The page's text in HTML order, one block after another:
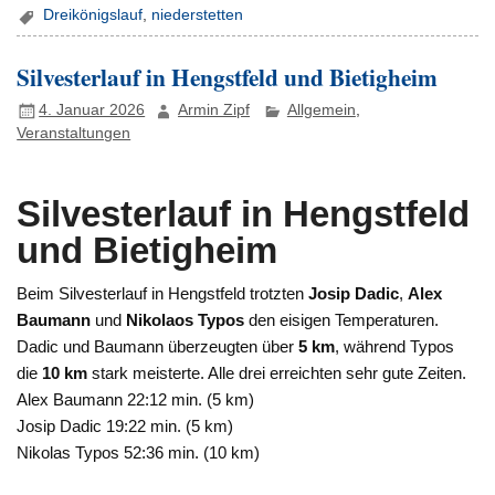
Dreikönigslauf, niederstetten
Silvesterlauf in Hengstfeld und Bietigheim
4. Januar 2026 Armin Zipf Allgemein,
Veranstaltungen
Silvesterlauf in Hengstfeld
und Bietigheim
Beim Silvesterlauf in Hengstfeld trotztenJosip Dadic,Alex
Baumann und Nikolaos Typos den eisigen Temperaturen.
Dadic und Baumann überzeugten über5 km, während Typos
die 10 km stark meisterte. Alle drei erreichten sehr gute Zeiten.
Alex Baumann 22:12 min. (5 km)
Josip Dadic 19:22 min. (5 km)
Nikolas Typos 52:36 min. (10 km)